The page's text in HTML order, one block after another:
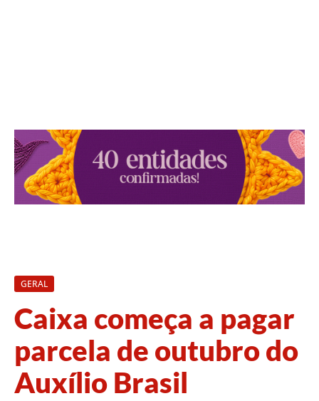
GERAL
Caixa começa a pagar
parcela de outubro do
Auxílio Brasil